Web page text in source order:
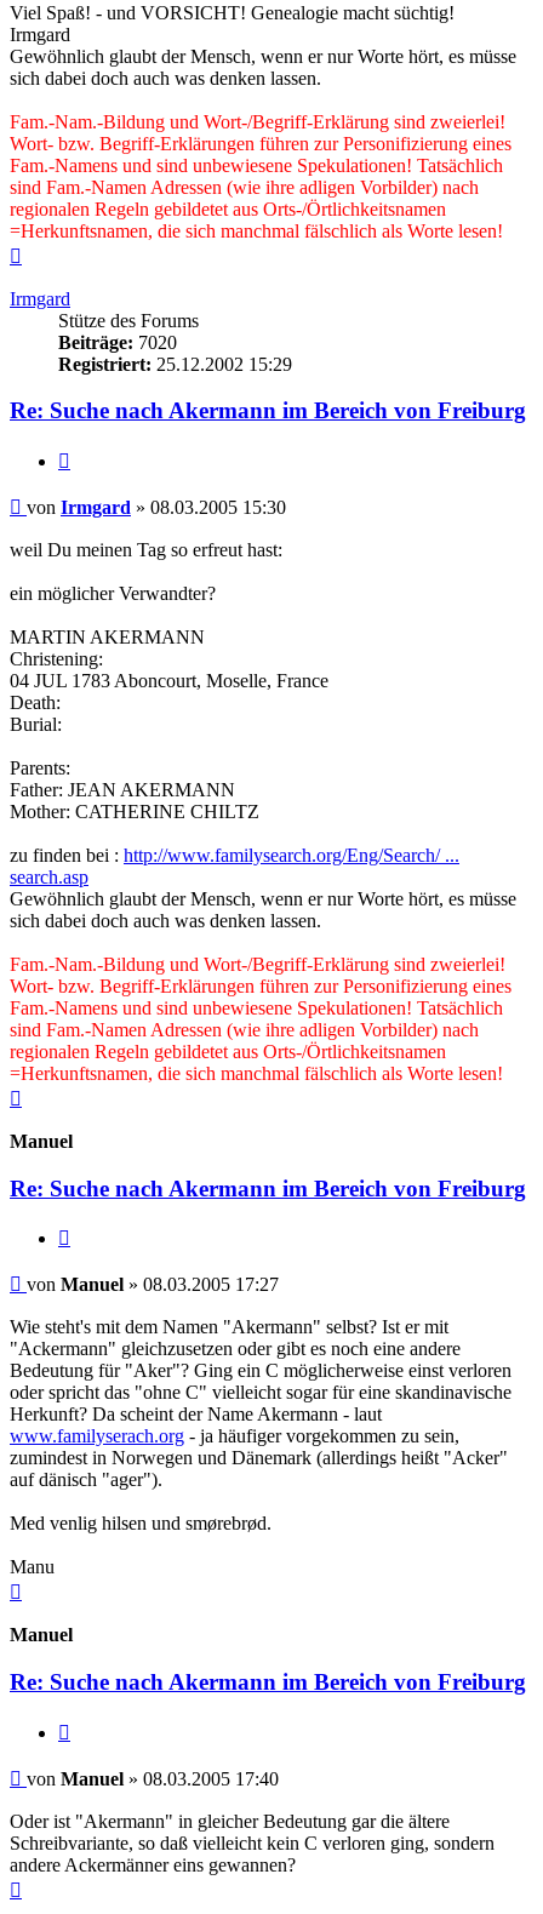
Viel Spaß! - und VORSICHT! Genealogie macht süchtig!
Irmgard
Gewöhnlich glaubt der Mensch, wenn er nur Worte hört, es müsse
sich dabei doch auch was denken lassen.
Fam.-Nam.-Bildung und Wort-/Begriff-Erklärung sind zweierlei!
Wort- bzw. Begriff-Erklärungen führen zur Personifizierung eines
Fam.-Namens und sind unbewiesene Spekulationen! Tatsächlich
sind Fam.-Namen Adressen (wie ihre adligen Vorbilder) nach
regionalen Regeln gebildetet aus Orts-/Örtlichkeitsnamen
=Herkunftsnamen, die sich manchmal fälschlich als Worte lesen!
Irmgard
Stütze des Forums
Beiträge: 7020
Registriert: 25.12.2002 15:29
Re: Suche nach Akermann im Bereich von Freiburg
Beitrag
von Irmgard » 08.03.2005 15:30
weil Du meinen Tag so erfreut hast:
ein möglicher Verwandter?
MARTIN AKERMANN
Christening:
04 JUL 1783 Aboncourt, Moselle, France
Death:
Burial:
Parents:
Father: JEAN AKERMANN
Mother: CATHERINE CHILTZ
zu finden bei : http://www.familysearch.org/Eng/Search/ ...
search.asp
Gewöhnlich glaubt der Mensch, wenn er nur Worte hört, es müsse
sich dabei doch auch was denken lassen.
Fam.-Nam.-Bildung und Wort-/Begriff-Erklärung sind zweierlei!
Wort- bzw. Begriff-Erklärungen führen zur Personifizierung eines
Fam.-Namens und sind unbewiesene Spekulationen! Tatsächlich
sind Fam.-Namen Adressen (wie ihre adligen Vorbilder) nach
regionalen Regeln gebildetet aus Orts-/Örtlichkeitsnamen
=Herkunftsnamen, die sich manchmal fälschlich als Worte lesen!
Manuel
Re: Suche nach Akermann im Bereich von Freiburg
Beitrag
von Manuel » 08.03.2005 17:27
Wie steht's mit dem Namen "Akermann" selbst? Ist er mit
"Ackermann" gleichzusetzen oder gibt es noch eine andere
Bedeutung für "Aker"? Ging ein C möglicherweise einst verloren
oder spricht das "ohne C" vielleicht sogar für eine skandinavische
Herkunft? Da scheint der Name Akermann - laut
www.familyserach.org - ja häufiger vorgekommen zu sein,
zumindest in Norwegen und Dänemark (allerdings heißt "Acker"
auf dänisch "ager").
Med venlig hilsen und smørebrød.
Manu
Manuel
Re: Suche nach Akermann im Bereich von Freiburg
Beitrag
von Manuel » 08.03.2005 17:40
Oder ist "Akermann" in gleicher Bedeutung gar die ältere
Schreibvariante, so daß vielleicht kein C verloren ging, sondern
andere Ackermänner eins gewannen?